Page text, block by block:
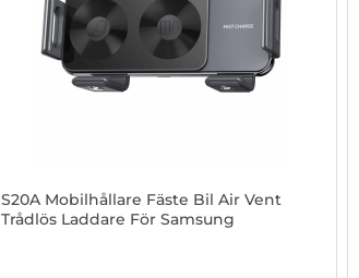
S20A Mobilhållare Fäste Bil Air Vent
Trådlös Laddare För Samsung